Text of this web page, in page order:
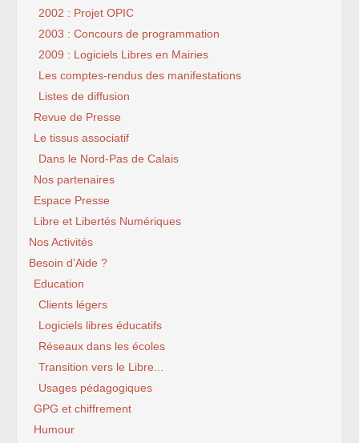
2002 : Projet OPIC
2003 : Concours de programmation
2009 : Logiciels Libres en Mairies
Les comptes-rendus des manifestations
Listes de diffusion
Revue de Presse
Le tissus associatif
Dans le Nord-Pas de Calais
Nos partenaires
Espace Presse
Libre et Libertés Numériques
Nos Activités
Besoin d’Aide ?
Education
Clients légers
Logiciels libres éducatifs
Réseaux dans les écoles
Transition vers le Libre...
Usages pédagogiques
GPG et chiffrement
Humour